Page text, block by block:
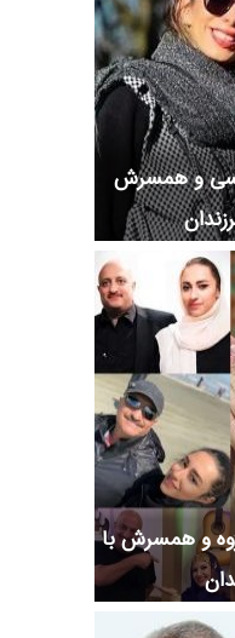
و همسرش
و همسرش با